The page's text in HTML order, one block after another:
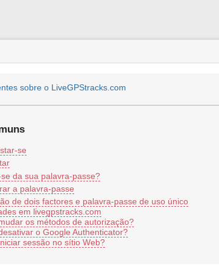
sobre o LiveGPStracks.com
se
da sua palavra-passe?
a palavra-passe
de dois factores e palavra-passe de uso único
em livegpstracks.com
os métodos de autorização?
o Google Authenticator?
sessão no sítio Web?